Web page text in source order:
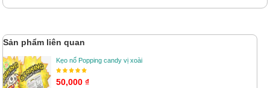
Sản phẩm liên quan
Kẹo nổ Popping candy vị xoài
50,000 ₫